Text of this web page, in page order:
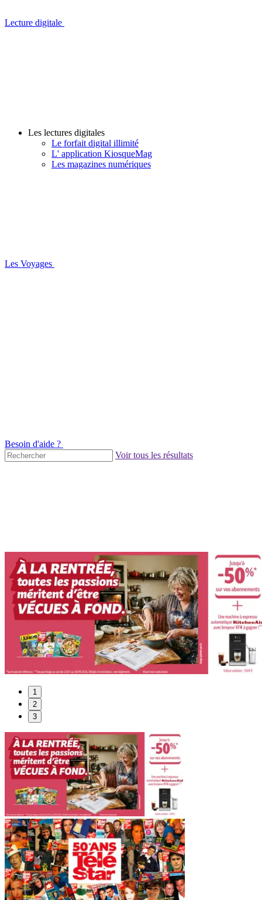
Lecture digitale
Les lectures digitales
Le forfait digital illimité
L' application KiosqueMag
Les magazines numériques
Les Voyages
Besoin d'aide ?
Voir tous les résultats
1
2
3